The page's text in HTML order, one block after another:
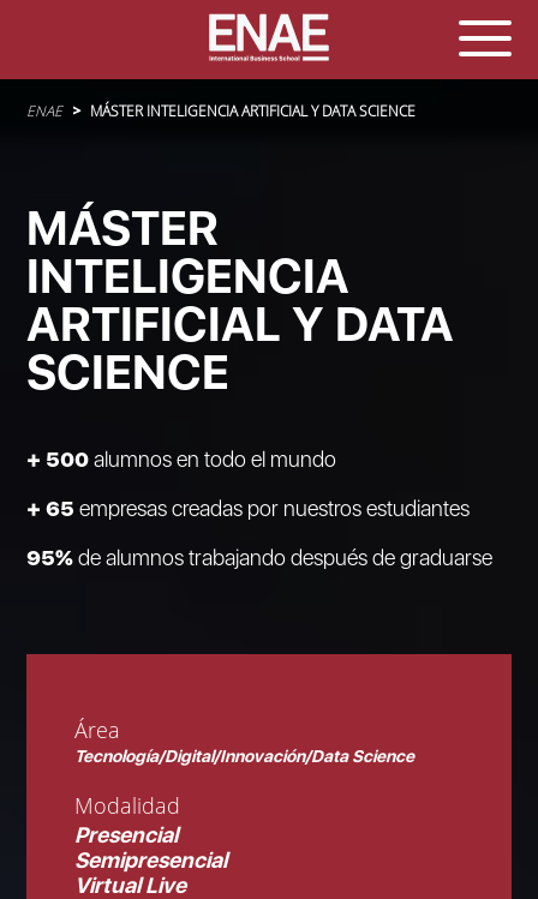
Sobrescribir enlaces de ayuda a la navegación
ENAE MÁSTER INTELIGENCIA ARTIFICIAL Y DATA SCIENCE
MÁSTER
INTELIGENCIA
ARTIFICIAL Y DATA
SCIENCE
+ 500alumnos en todo el mundo
+ 65empresas creadas por nuestros estudiantes
95%de alumnos trabajando después de graduarse
Área
Tecnología/Digital/Innovación/Data Science
Modalidad
Presencial
Semipresencial
Virtual Live